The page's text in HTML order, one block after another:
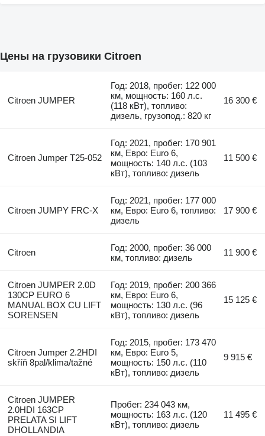
Цены на грузовики Citroen
Citroen JUMPER
Год: 2018, пробег: 122 000
км, мощность: 160 л.с.
(118 кВт), топливо:
дизель, грузопод.: 820 кг
16 300 €
Citroen Jumper T25-052
Год: 2021, пробег: 170 901
км, Евро: Euro 6,
мощность: 140 л.с. (103
кВт), топливо: дизель
11 500 €
Citroen JUMPY FRC-X
Год: 2021, пробег: 177 000
км, Евро: Euro 6, топливо:
дизель
17 900 €
Citroen
Год: 2000, пробег: 36 000
км, топливо: дизель
11 900 €
Citroen JUMPER 2.0D
130CP EURO 6
MANUAL BOX CU LIFT
SORENSEN
Год: 2019, пробег: 200 366
км, Евро: Euro 6,
мощность: 130 л.с. (96
кВт), топливо: дизель
15 125 €
Citroen Jumper 2.2HDI
skříň 8pal/klima/tažné
Год: 2015, пробег: 173 470
км, Евро: Euro 5,
мощность: 150 л.с. (110
кВт), топливо: дизель
9 915 €
Citroen JUMPER
2.0HDI 163CP
PRELATA SI LIFT
DHOLLANDIA
Пробег: 234 043 км,
мощность: 163 л.с. (120
кВт), топливо: дизель
11 495 €